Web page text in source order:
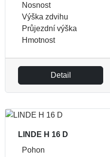
Nosnost
Výška zdvihu
Průjezdní výška
Hmotnost
Detail
LINDE H 16 D
Pohon